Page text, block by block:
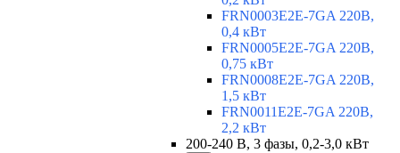
FRN0003E2E-7GA 220В,
0,4 кВт
FRN0005E2E-7GA 220В,
0,75 кВт
FRN0008E2E-7GA 220В,
1,5 кВт
FRN0011E2E-7GA 220В,
2,2 кВт
200-240 В, 3 фазы, 0,2-3,0 кВт